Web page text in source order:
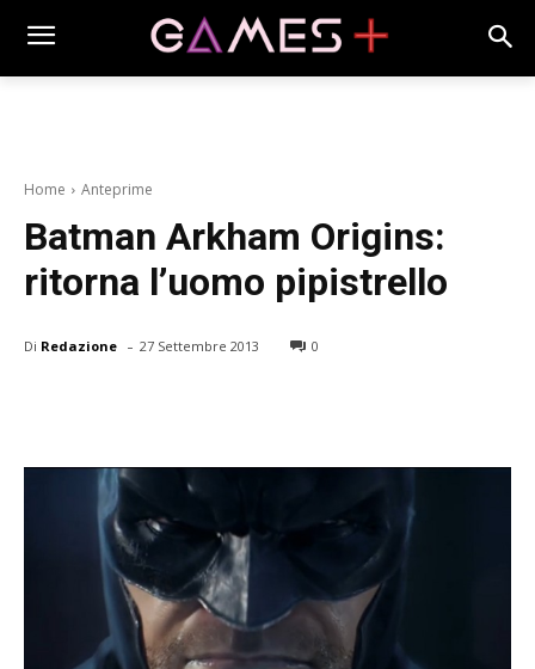
Home Anteprime
Batman Arkham Origins:
ritorna l’uomo pipistrello
Di Redazione - 27 Settembre 2013 0